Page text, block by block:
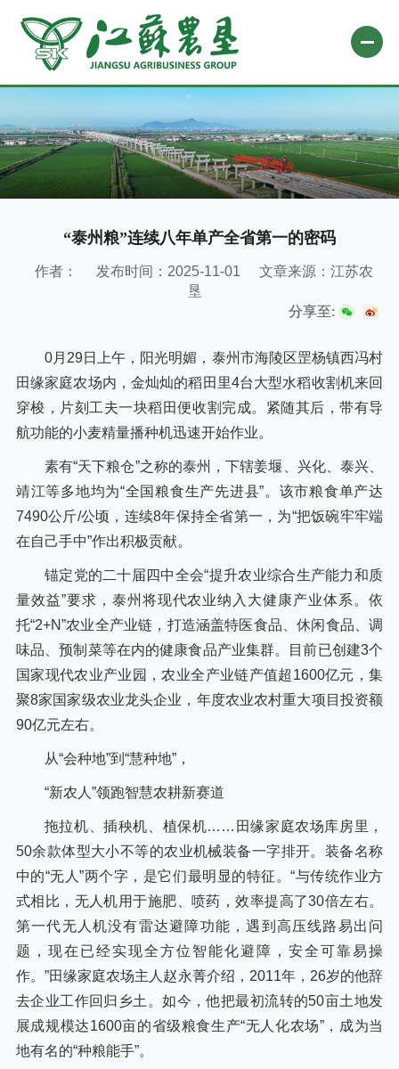
关于农垦
新闻中心
自办媒体
微信公众号
“泰州粮”连续八年单产全省第一的密码
作者： 发布时间：2025-11-01
文章来源：江苏农
垦
分享至:
0月29日上午，阳光明媚，泰州市海陵区罡杨镇西冯村
田缘家庭农场内，金灿灿的稻田里4台大型水稻收割机来回
穿梭，片刻工夫一块稻田便收割完成。紧随其后，带有导
航功能的小麦精量播种机迅速开始作业。
素有“天下粮仓”之称的泰州，下辖姜堰、兴化、泰兴、
靖江等多地均为“全国粮食生产先进县”。该市粮食单产达
7490公斤/公顷，连续8年保持全省第一，为“把饭碗牢牢端
在自己手中”作出积极贡献。
锚定党的二十届四中全会“提升农业综合生产能力和质
量效益”要求，泰州将现代农业纳入大健康产业体系。依
托“2+N”农业全产业链，打造涵盖特医食品、休闲食品、调
味品、预制菜等在内的健康食品产业集群。目前已创建3个
国家现代农业产业园，农业全产业链产值超1600亿元，集
聚8家国家级农业龙头企业，年度农业农村重大项目投资额
90亿元左右。
从“会种地”到“慧种地”，
“新农人”领跑智慧农耕新赛道
拖拉机、插秧机、植保机……田缘家庭农场库房里，
50余款体型大小不等的农业机械装备一字排开。装备名称
中的“无人”两个字，是它们最明显的特征。“与传统作业方
式相比，无人机用于施肥、喷药，效率提高了30倍左右。
第一代无人机没有雷达避障功能，遇到高压线路易出问
题，现在已经实现全方位智能化避障，安全可靠易操
作。”田缘家庭农场主人赵永菁介绍，2011年，26岁的他辞
去企业工作回归乡土。如今，他把最初流转的50亩土地发
展成规模达1600亩的省级粮食生产“无人化农场”，成为当
地有名的“种粮能手”。